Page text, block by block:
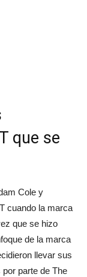
que se
Cole y
cuando la marca
que se hizo
de la marca
llevar sus
parte de The